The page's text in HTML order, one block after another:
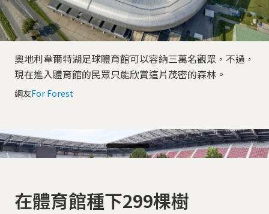
奧地利韋爾特湖足球體育館可以容納三萬名觀眾，不過，
現在進入體育館的民眾只能欣賞這片茂密的森林。
網友For Forest
在體育館種下299棵樹